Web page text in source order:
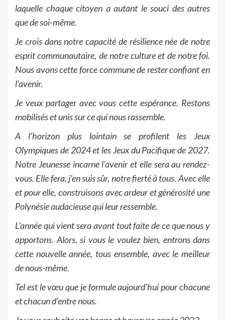
laquelle chaque citoyen a autant le souci des autres
que de soi-même.
Je crois dans notre capacité de résilience née de notre
esprit communautaire, de notre culture et de notre foi.
Nous avons cette force commune de rester confiant en
l’avenir.
Je veux partager avec vous cette espérance. Restons
mobilisés et unis sur ce qui nous rassemble.
A l’horizon plus lointain se profilent les Jeux
Olympiques de 2024 et les Jeux du Pacifique de 2027.
Notre Jeunesse incarne l’avenir et elle sera au rendez-
vous. Elle fera, j’en suis sûr, notre fierté à tous. Avec elle
et pour elle, construisons avec ardeur et générosité une
Polynésie audacieuse qui leur ressemble.
L’année qui vient sera avant tout faite de ce que nous y
apportons. Alors, si vous le voulez bien, entrons dans
cette nouvelle année, tous ensemble, avec le meilleur
de nous-même.
Tel est le vœu que je formule aujourd’hui pour chacune
et chacun d’entre nous.